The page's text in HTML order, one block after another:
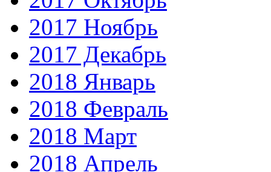
2017 Ноябрь
2017 Декабрь
2018 Январь
2018 Февраль
2018 Март
2018 Апрель